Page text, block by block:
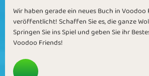
Wir haben gerade ein neues Buch in Voodoo
veröffentlicht! Schaffen Sie es, die ganze
Springen Sie ins Spiel und geben Sie ihr
Voodoo Friends!